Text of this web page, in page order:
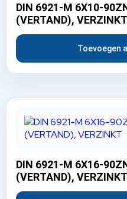
DIN 6921-M 6X10-
(VERTAND), VERZINKT
Toevoegen
DIN 6921-M 6X16-
(VERTAND), VERZINKT